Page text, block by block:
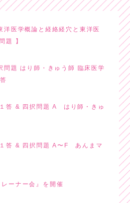
洋医学概論と経絡経穴と東洋医
題 】
問題 はり師・きゅう師 臨床医学
答 & 四択問題 A はり師・きゅ
答 & 四択問題 A〜F あんまマ
レーナー会』を開催